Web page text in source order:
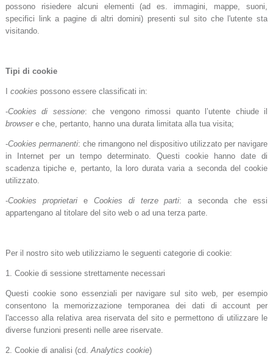
possono risiedere alcuni elementi (ad es. immagini, mappe, suoni,
specifici link a pagine di altri domini) presenti sul sito che l'utente sta
visitando.
Tipi di cookie
cookies possono essere classificati in:
-Cookies di sessione: che vengono rimossi quanto l’utente chiude il
browsere che, pertanto, hanno una durata limitata alla tua visita;
-Cookies permanenti: che rimangono nel dispositivo utilizzato per navigare
in Internet per un tempo determinato. Questi cookie hanno date di
scadenza tipiche e, pertanto, la loro durata varia a seconda del cookie
utilizzato.
-Cookies proprietarie Cookies di terze parti: a seconda che essi
appartengano al titolare del sito web o ad una terza parte.
Per il nostro sito web utilizziamo le seguenti categorie di cookie:
1. Cookie di sessione strettamente necessari
Questi cookie sono essenziali per navigare sul sito web, per esempio
consentono la memorizzazione temporanea dei dati di account per
l'accesso alla relativa area riservata del sito e permettono di utilizzare le
diverse funzioni presenti nelle aree riservate.
2. Cookie di analisi (cd.Analytics cookie)